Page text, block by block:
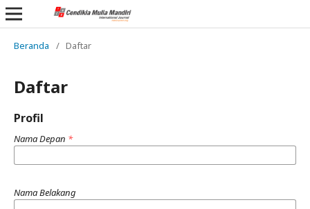
Beranda / Daftar
Daftar
Profil
Nama Depan *
Nama Belakang